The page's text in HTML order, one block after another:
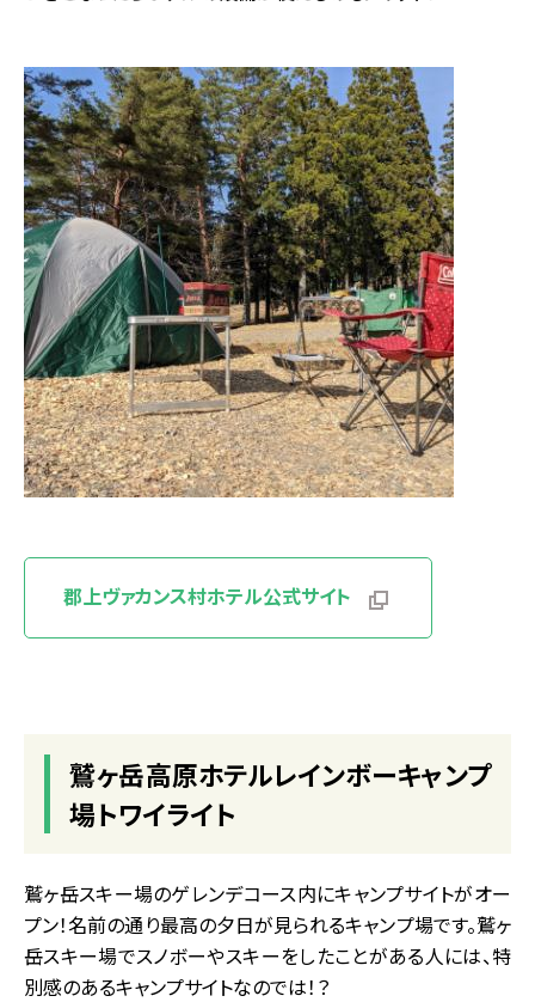
郡上ヴァカンス村ホテル公式サイト
鷲ヶ岳高原ホテルレインボーキャンプ
場トワイライト
鷲ヶ岳スキー場のゲレンデコース内にキャンプサイトがオー
プン！名前の通り最高の夕日が見られるキャンプ場です。鷲ヶ
岳スキー場でスノボーやスキーをしたことがある人には、特
別感のあるキャンプサイトなのでは！？